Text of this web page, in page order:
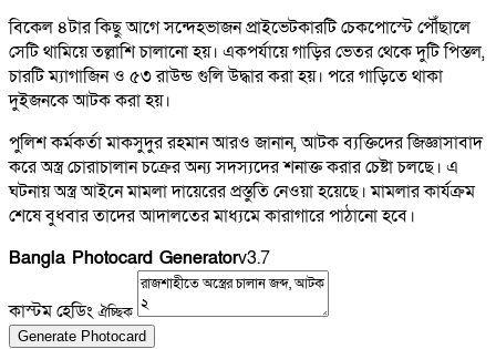
বিকেল ৪টার কিছু আগে সন্দেহভাজন প্রাইভেটকারটি চেকপোস্টে পৌঁছালে
সেটি থামিয়ে তল্লাশি চালানো হয়। একপর্যায়ে গাড়ির ভেতর থেকে দুটি পিস্তল,
চারটি ম্যাগাজিন ও ৫৩ রাউন্ড গুলি উদ্ধার করা হয়। পরে গাড়িতে থাকা
দুইজনকে আটক করা হয়।
পুলিশ কর্মকর্তা মাকসুদুর রহমান আরও জানান, আটক ব্যক্তিদের জিজ্ঞাসাবাদ
করে অস্ত্র চোরাচালান চক্রের অন্য সদস্যদের শনাক্ত করার চেষ্টা চলছে। এ
ঘটনায় অস্ত্র আইনে মামলা দায়েরের প্রস্তুতি নেওয়া হয়েছে। মামলার কার্যক্রম
শেষে বুধবার তাদের আদালতের মাধ্যমে কারাগারে পাঠানো হবে।
Bangla Photocard Generatorv3.7
কাস্টম হেডিংঐচ্ছিক
Generate Photocard